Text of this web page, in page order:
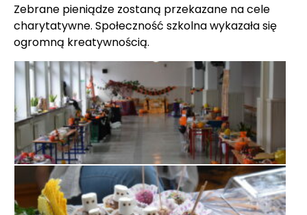
Zebrane pieniądze zostaną przekazane na cele
charytatywne. Społeczność szkolna wykazała się
ogromną kreatywnością.